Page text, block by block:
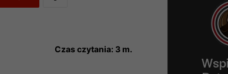
Czas czytania: 3 m.